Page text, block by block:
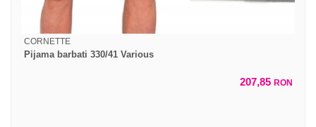
CORNETTE
Pijama barbati 330/41 Various
207,85 RON